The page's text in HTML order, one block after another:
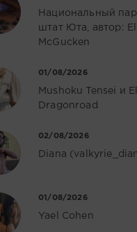
Национальный
штат Юта, автор:
McGucken
01/08/2026
Mushoku Tensei и
Dragonroad
02/08/2026
Diana
01/08/2026
Yael Cohen